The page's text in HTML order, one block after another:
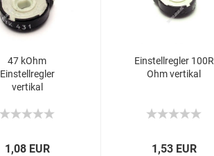
47 kOhm
Einstellregler
vertikal
1,08 EUR
Einstellregler 100R
Ohm vertikal
1,53 EUR